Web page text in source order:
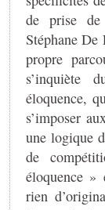
de prise de
Stéphane
propre
s’inquiète
éloquence,
s’imposer
une logique
de
éloquence »
rien